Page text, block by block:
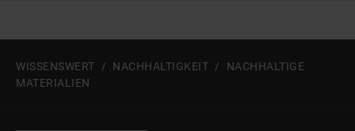
WISSENSWERT NACHHALTIGKEIT
NACHHALTIGE
MATERIALIEN